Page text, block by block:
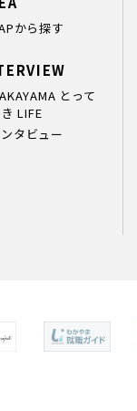
から探す
とって
LIFE
タビュー